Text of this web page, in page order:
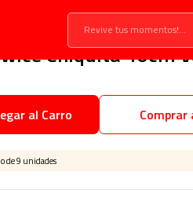
Chiquita 40cm
al Carro Comprar
de 9 unidades